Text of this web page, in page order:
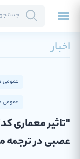
اخبار
عمومی
عمومی
"تاثیر معماری
عصبی در ترجمه